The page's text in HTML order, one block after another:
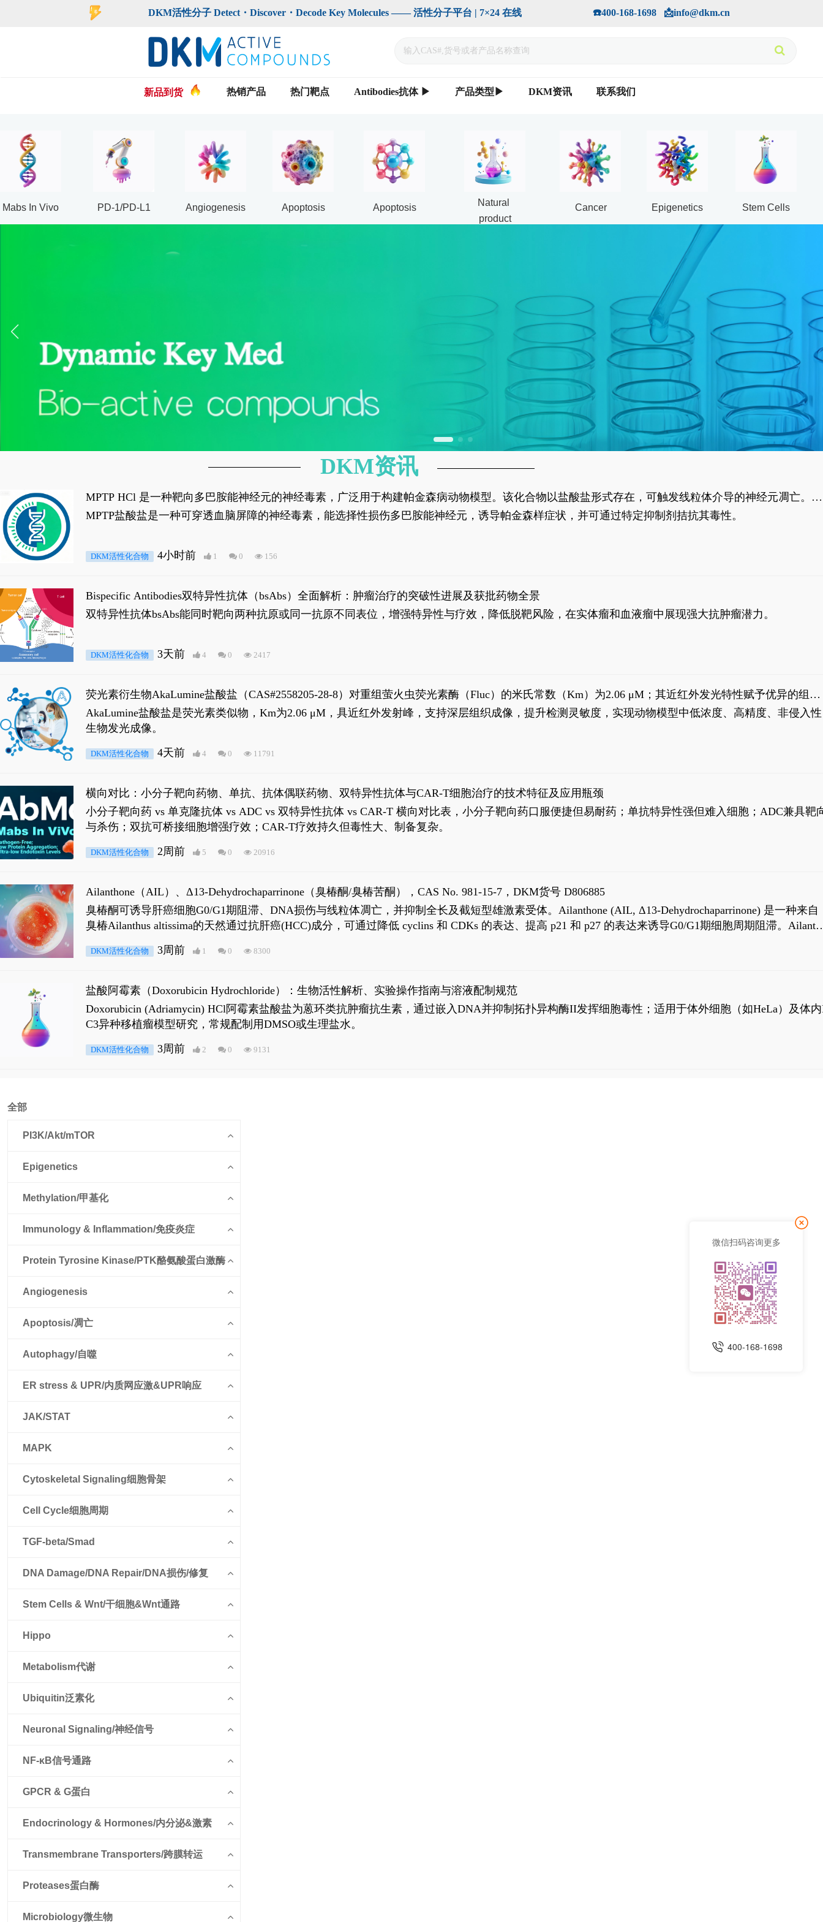
手机版
DKM活性分子 Detect・Discover・Decode Key Molecules —— 活性分子平台 | 7×24 在线                             ☎️400-168-1698   📩info@dkm.cn
新品到货 热销产品 热门靶点 Antibodies抗体 ▶ 产品类型▶ DKM资讯 联系我们
Mabs In Vivo PD-1/PD-L1 Angiogenesis Apoptosis Apoptosis
Natural
product
Cancer Epigenetics Stem Cells
MPTP HCl 是一种靶向多巴胺能神经元的神经毒素，广泛用于构建帕金森病动物模型。该化合物以盐酸盐形式存在，可触发线粒体介导的神经元凋亡。其
经典应用即为选择性损毁中脑黑质致密部多巴胺能神经元，从而可靠模拟帕金森病的核心病理与行为表型。
MPTP盐酸盐是一种可穿透血脑屏障的神经毒素，能选择性损伤多巴胺能神经元，诱导帕金森样症状，并可通过特定抑制剂拮抗其毒性。
DKM活性化合物 4小时前 1 0 156
Bispecific Antibodies双特异性抗体（bsAbs）全面解析：肿瘤治疗的突破性进展及获批药物全景
双特异性抗体bsAbs能同时靶向两种抗原或同一抗原不同表位，增强特异性与疗效，降低脱靶风险，在实体瘤和血液瘤中展现强大抗肿瘤潜力。
DKM活性化合物 3天前 4 0 2417
荧光素衍生物AkaLumine盐酸盐（CAS#2558205-28-8）对重组萤火虫荧光素酶（Fluc）的米氏常数（Km）为2.06 μM；其近红外发光特性赋予优异的组织
穿透能力，大幅增强成像信噪比，从而实现活体动物模型中极低给药剂量下的高灵敏度、非侵入式生物发光动态追踪。
AkaLumine盐酸盐是荧光素类似物，Km为2.06 μM，具近红外发射峰，支持深层组织成像，提升检测灵敏度，实现动物模型中低浓度、高精度、非侵入性
生物发光成像。
DKM活性化合物 4天前 4 0 11791
横向对比：小分子靶向药物、单抗、抗体偶联药物、双特异性抗体与CAR-T细胞治疗的技术特征及应用瓶颈
小分子靶向药 vs 单克隆抗体 vs ADC vs 双特异性抗体 vs CAR-T 横向对比表，小分子靶向药口服便捷但易耐药；单抗特异性强但难入细胞；ADC兼具靶
与杀伤；双抗可桥接细胞增强疗效；CAR-T疗效持久但毒性大、制备复杂。
DKM活性化合物 2周前 5 0 20916
Ailanthone（AIL）、Δ13-Dehydrochaparrinone（臭椿酮/臭椿苦酮），CAS No. 981-15-7，DKM货号 D806885
臭椿酮可诱导肝癌细胞G0/G1期阻滞、DNA损伤与线粒体凋亡，并抑制全长及截短型雄激素受体。Ailanthone (AIL, Δ13-Dehydrochaparrinone) 是一种来自
臭椿Ailanthus altissima的天然通过抗肝癌(HCC)成分，可通过降低 cyclins 和 CDKs 的表达、提高 p21 和 p27 的表达来诱导G0/G1期细胞周期阻滞。
是全长 Androgen Receptor (AR-FL)和组成型活性截断AR剪接变体(AR-Vs, AR1-651)的抑制剂，对应的IC50值分别为69 nM和309 nM。
DKM活性化合物 3周前 1 0 8300
盐酸阿霉素（Doxorubicin Hydrochloride）：生物活性解析、实验操作指南与溶液配制规范
Doxorubicin (Adriamycin) HCl阿霉素盐酸盐为蒽环类抗肿瘤抗生素，通过嵌入DNA并抑制拓扑异构酶II发挥细胞毒性；适用于体外细胞（如HeLa）及体内
C3异种移植瘤模型研究，常规配制用DMSO或生理盐水。
DKM活性化合物 3周前 2 0 9131
DKM资讯
全部
PI3K/Akt/mTOR
Epigenetics
Methylation/甲基化
Immunology & Inflammation/免疫炎症
Protein Tyrosine Kinase/PTK酪氨酸蛋白激酶
Angiogenesis
Apoptosis/凋亡
Autophagy/自噬
ER stress & UPR/内质网应激&UPR响应
JAK/STAT
MAPK
Cytoskeletal Signaling细胞骨架
Cell Cycle细胞周期
TGF-beta/Smad
DNA Damage/DNA Repair/DNA损伤/修复
Stem Cells & Wnt/干细胞&Wnt通路
Hippo
Metabolism代谢
Ubiquitin泛素化
Neuronal Signaling/神经信号
NF-κB信号通路
GPCR & G蛋白
Endocrinology & Hormones/内分泌&激素
Transmembrane Transporters/跨膜转运
Proteases蛋白酶
Microbiology微生物
微信扫码咨询更多
400-168-1698